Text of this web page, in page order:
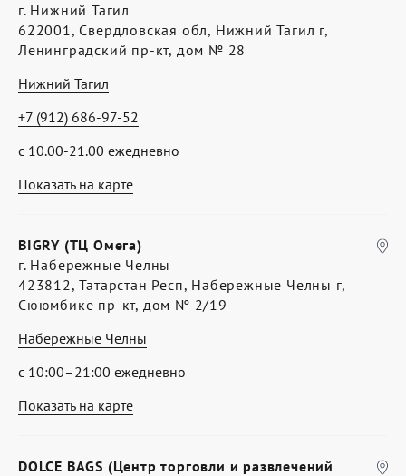
Показать на карте
г. Нижний Тагил
622001, Свердловская обл, Нижний Тагил г,
Ленинградский пр-кт, дом № 28
Нижний Тагил
с 10.00-21.00 ежедневно
+7 (912) 686-97-52
Показать на карте
BIGRY (ТЦ Омега)
г. Набережные Челны
423812, Татарстан Респ, Набережные Челны г,
Сююмбике пр-кт, дом № 2/19
Набережные Челны
с 10:00–21:00 ежедневно
DOLCE BAGS (Центр торговли и развлечений